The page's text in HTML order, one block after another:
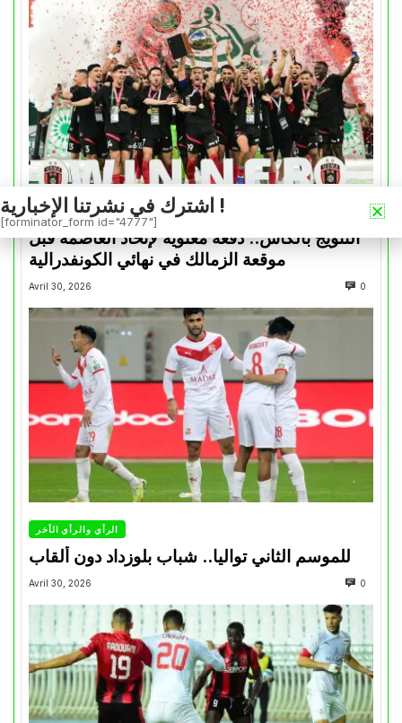
كأس الكونفدرالية
التتويج بالكأس.. دفعة معنوية لإتحاد العاصمة قبل
موقعة الزمالك في نهائي الكونفدرالية
Avril 30, 2026 0
الرأي والرأي الأخر
للموسم الثاني تواليا.. شباب بلوزداد دون ألقاب
Avril 30, 2026 0
اشترك في نشرتنا الإخبارية !
[forminator_form id="4777"]